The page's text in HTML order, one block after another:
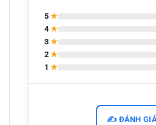
5 ★
4★
3 ★
2 ★
1 ★
✍️ ĐÁNH